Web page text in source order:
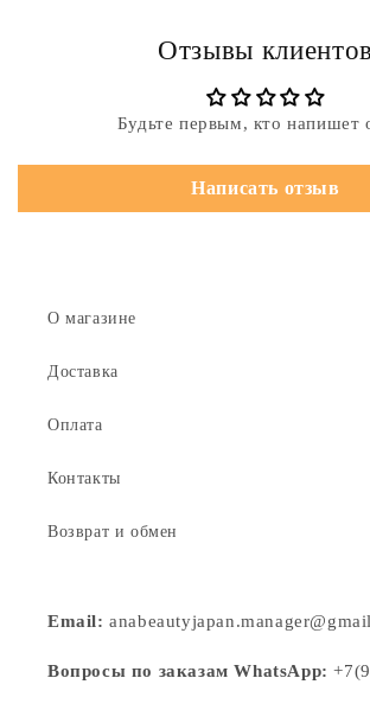
Отзывы клиентов
Будьте первым, кто напишет
Написать отзыв
О магазине
Доставка
Оплата
Контакты
Возврат и обмен
Email:
Вопросы по заказам WhatsApp: